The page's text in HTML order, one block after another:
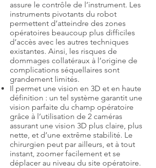
assure le contrôle de l’instrument. Les
instruments pivotants du robot
permettent d’atteindre des zones
opératoires beaucoup plus difficiles
d’accès avec les autres techniques
existantes. Ainsi, les risques de
dommages collatéraux à l’origine de
complications séquellaires sont
grandement limités.
Il permet une vision en 3D et en haute
définition : un tel système garantit une
vision parfaite du champ opératoire
grâce à l’utilisation de 2 caméras
assurant une vision 3D plus claire, plus
nette, et d’une extrême stabilité. Le
chirurgien peut par ailleurs, et à tout
instant, zoomer facilement et se
déplacer au niveau du site opératoire.